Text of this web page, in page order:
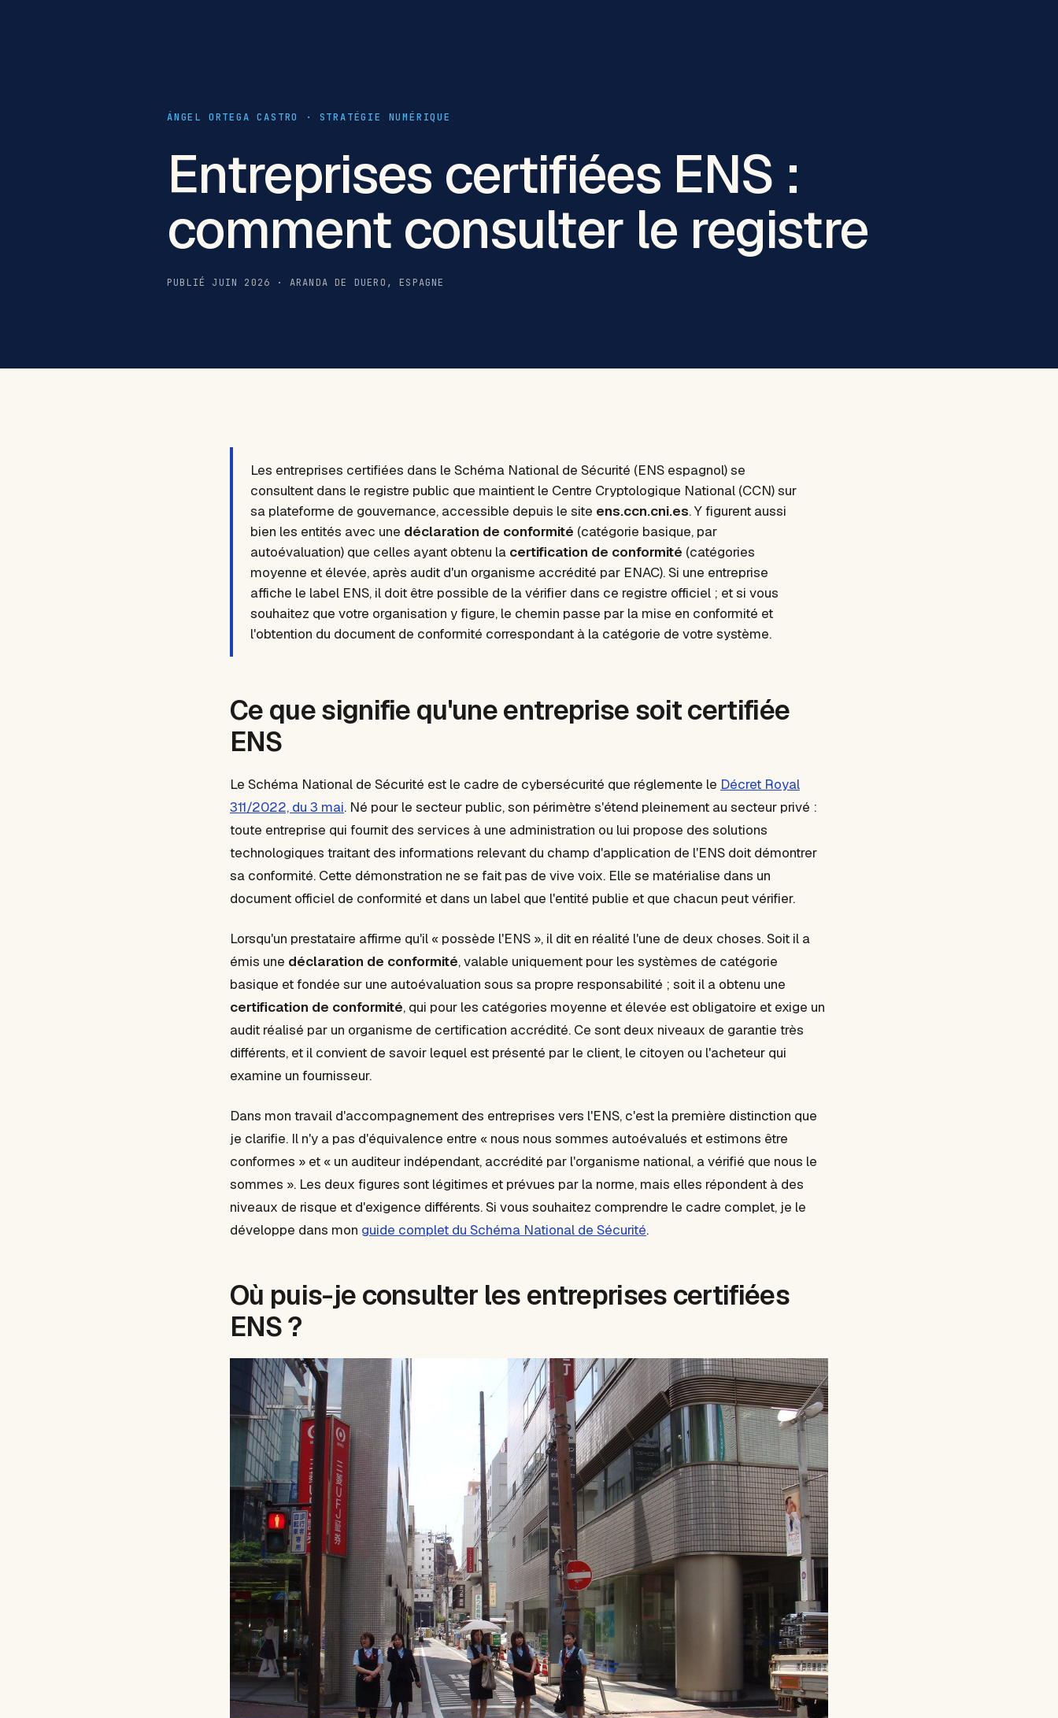
ÁNGEL ORTEGA CASTRO · STRATÉGIE NUMÉRIQUE
Entreprises certifiées ENS :
comment consulter le registre
PUBLIÉ JUIN 2026 · ARANDA DE DUERO, ESPAGNE
Les entreprises certifiées dans le Schéma National de Sécurité (ENS espagnol) se
consultent dans le registre public que maintient le Centre Cryptologique National (CCN) sur
sa plateforme de gouvernance, accessible depuis le site ens.ccn.cni.es. Y figurent aussi
bien les entités avec une déclaration de conformité (catégorie basique, par
autoévaluation) que celles ayant obtenu la certification de conformité (catégories
moyenne et élevée, après audit d'un organisme accrédité par ENAC). Si une entreprise
affiche le label ENS, il doit être possible de la vérifier dans ce registre officiel ; et si vous
souhaitez que votre organisation y figure, le chemin passe par la mise en conformité et
l'obtention du document de conformité correspondant à la catégorie de votre système.
Ce que signifie qu'une entreprise soit certifiée
ENS
Le Schéma National de Sécurité est le cadre de cybersécurité que réglemente le Décret Royal
311/2022, du 3 mai. Né pour le secteur public, son périmètre s'étend pleinement au secteur privé :
toute entreprise qui fournit des services à une administration ou lui propose des solutions
technologiques traitant des informations relevant du champ d'application de l'ENS doit démontrer
sa conformité. Cette démonstration ne se fait pas de vive voix. Elle se matérialise dans un
document officiel de conformité et dans un label que l'entité publie et que chacun peut vérifier.
Lorsqu'un prestataire affirme qu'il « possède l'ENS », il dit en réalité l'une de deux choses. Soit il a
émis une déclaration de conformité, valable uniquement pour les systèmes de catégorie
basique et fondée sur une autoévaluation sous sa propre responsabilité ; soit il a obtenu une
certification de conformité, qui pour les catégories moyenne et élevée est obligatoire et exige un
audit réalisé par un organisme de certification accrédité. Ce sont deux niveaux de garantie très
différents, et il convient de savoir lequel est présenté par le client, le citoyen ou l'acheteur qui
examine un fournisseur.
Dans mon travail d'accompagnement des entreprises vers l'ENS, c'est la première distinction que
je clarifie. Il n'y a pas d'équivalence entre « nous nous sommes autoévalués et estimons être
conformes » et « un auditeur indépendant, accrédité par l'organisme national, a vérifié que nous le
sommes ». Les deux figures sont légitimes et prévues par la norme, mais elles répondent à des
niveaux de risque et d'exigence différents. Si vous souhaitez comprendre le cadre complet, je le
développe dans mon guide complet du Schéma National de Sécurité.
Où puis-je consulter les entreprises certifiées
ENS ?